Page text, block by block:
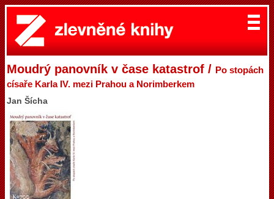
Moudrý panovník v čase katastrof / Po stopách
císaře Karla IV. mezi Prahou a Norimberkem
Jan Šícha